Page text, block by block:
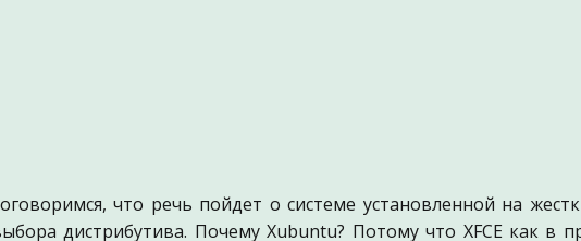
что речь пойдет о системе установленной на
дистрибутива. Почему Xubuntu? Потому что XFCE как в